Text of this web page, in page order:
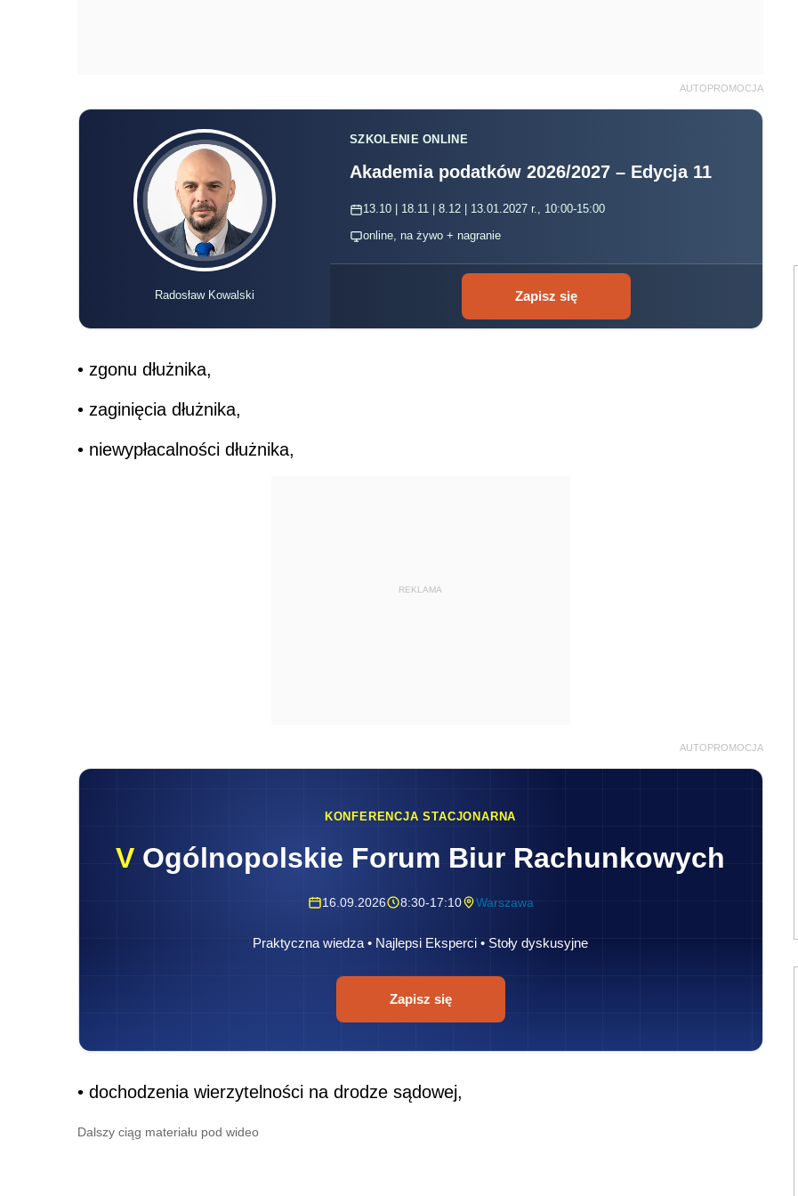
AUTOPROMOCJA
Radosław Kowalski
SZKOLENIE ONLINE
Akademia podatków 2026/2027 – Edycja 11
13.10 | 18.11 | 8.12 | 13.01.2027 r., 10:00-15:00
online, na żywo + nagranie
Zapisz się
• zgonu dłużnika,
• zaginięcia dłużnika,
• niewypłacalności dłużnika,
REKLAMA
AUTOPROMOCJA
KONFERENCJA STACJONARNA
V Ogólnopolskie Forum Biur Rachunkowych
16.09.2026 8:30-17:10 Warszawa
Praktyczna wiedza • Najlepsi Eksperci • Stoły dyskusyjne
Zapisz się
• dochodzenia wierzytelności na drodze sądowej,
Dalszy ciąg materiału pod wideo